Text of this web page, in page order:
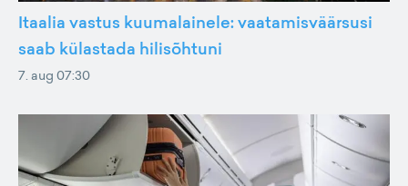
Itaalia vastus kuumalainele: vaatamisväärsusi
saab külastada hilisõhtuni
7. aug 07:30